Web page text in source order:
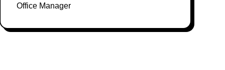
Office Manager